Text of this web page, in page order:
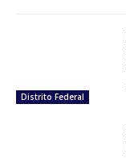
Distrito Federal